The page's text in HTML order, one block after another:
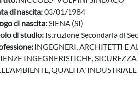
di nascita:03/01/1984
di nascita:SIENA (SI)
di studio: Istruzione Secondaria di
INGEGNERI, ARCHITETTI E
INGEGNERISTICHE,
QUALITA' INDUSTRIALE